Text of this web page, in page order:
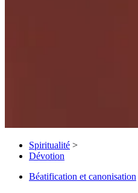
Spiritualité >
Dévotion
Béatification et canonisation